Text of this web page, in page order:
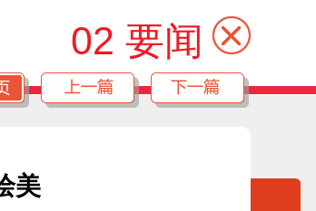
02 要闻
美